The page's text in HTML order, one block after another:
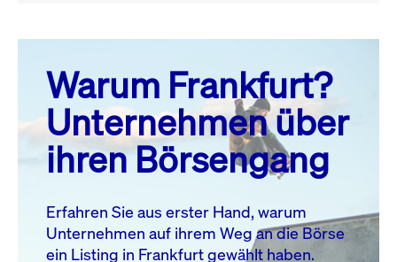
August 26
MO. DI. MI. DO. FR. SA. SO.
1
2
3
4 5 6 7 8
10 11 13 14
17
18 19 20 21 22
23
Warum Frankfurt?
Unternehmen über
ihren Börsengang
Erfahren Sie aus erster Hand, warum
Unternehmen auf ihrem Weg an die Börse
ein Listing in Frankfurt gewählt haben.